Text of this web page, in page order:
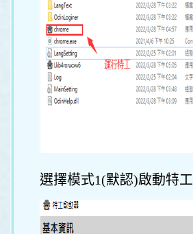
選擇模式1(默認)啟動特工